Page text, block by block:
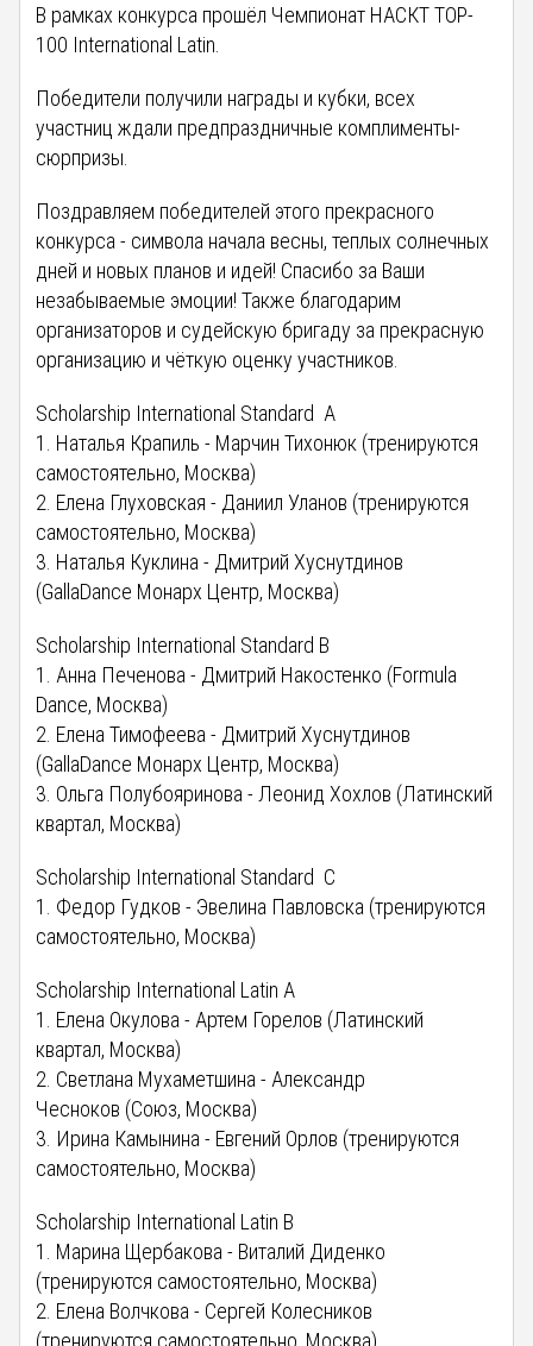
В рамках конкурса прошёл Чемпионат НАСКТ TOP-
100 International Latin.
Победители получили награды и кубки, всех
участниц ждали предпраздничные комплименты-
сюрпризы.
Поздравляем победителей этого прекрасного
конкурса - символа начала весны, теплых солнечных
дней и новых планов и идей! Спасибо за Ваши
незабываемые эмоции! Также благодарим
организаторов и судейскую бригаду за прекрасную
организацию и чёткую оценку участников.
Scholarship International Standard A
1. Наталья Крапиль - Марчин Тихонюк (тренируются
самостоятельно, Москва)
2. Елена Глуховская - Даниил Уланов (тренируются
самостоятельно, Москва)
3. Наталья Куклина - Дмитрий Хуснутдинов
(GallaDance Монарх Центр, Москва)
Scholarship International Standard B
1. Анна Печенова - Дмитрий Накостенко (Formula
Dance, Москва)
2. Елена Тимофеева - Дмитрий Хуснутдинов
(GallaDance Монарх Центр, Москва)
3. Ольга Полубояринова - Леонид Хохлов (Латинский
квартал, Москва)
Scholarship International Standard C
1. Федор Гудков - Эвелина Павловска (тренируются
самостоятельно, Москва)
Scholarship International Latin A
1. Елена Окулова - Артем Горелов (Латинский
квартал, Москва)
2. Светлана Мухаметшина - Александр
Чесноков (Союз, Москва)
3. Ирина Камынина - Евгений Орлов (тренируются
самостоятельно, Москва)
Scholarship International Latin B
1. Марина Щербакова - Виталий Диденко
(тренируются самостоятельно, Москва)
2. Елена Волчкова - Сергей Колесников
(тренируются самостоятельно, Москва)